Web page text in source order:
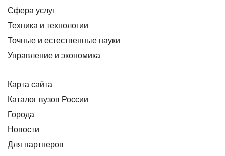
Сфера услуг
Техника и технологии
Точные и естественные науки
Управление и экономика
Карта сайта
Каталог вузов России
Города
Новости
Для партнеров